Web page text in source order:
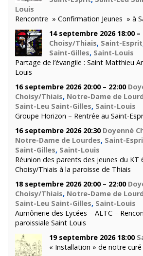
Louis
Rencontre » Confirmation Jeunes » à
14 septembre 2026 18:00 –
Choisy/Thiais, Saint-Esprit
Saint-Gilles, Saint-Louis
Partage de l’évangile : Saint Matthieu
Louis
16 septembre 2026 20:00 – 22:00
Choisy/Thiais, Notre-Dame de
Saint-Leu Saint-Gilles, Saint-Louis
Groupe Horizon – Rentrée au Saint-
16 septembre 2026 20:30 Doyenné
Notre-Dame de Lourdes, Saint-
Saint-Gilles, Saint-Louis
Réunion des parents des jeunes du KT
Choisy/Thiais à la paroisse de Thiais
18 septembre 2026 20:00 – 22:00
Choisy/Thiais, Notre-Dame de
Saint-Leu Saint-Gilles, Saint-Louis
Aumônerie des Lycées – ALTC –
paroissiale Saint Louis
19 septembre 2026 18:00
« Installation » de notre curé